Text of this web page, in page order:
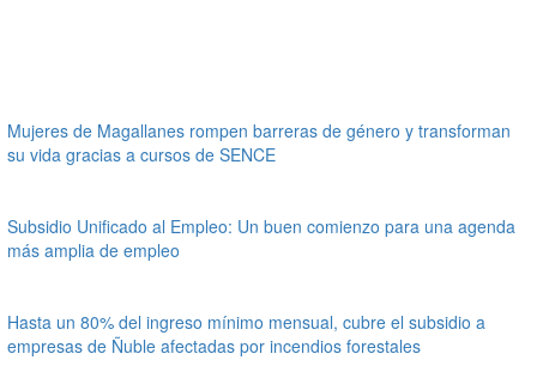
Mujeres de Magallanes rompen barreras de género y transforman
su vida gracias a cursos de SENCE
Subsidio Unificado al Empleo: Un buen comienzo para una agenda
más amplia de empleo
Hasta un 80% del ingreso mínimo mensual, cubre el subsidio a
empresas de Ñuble afectadas por incendios forestales